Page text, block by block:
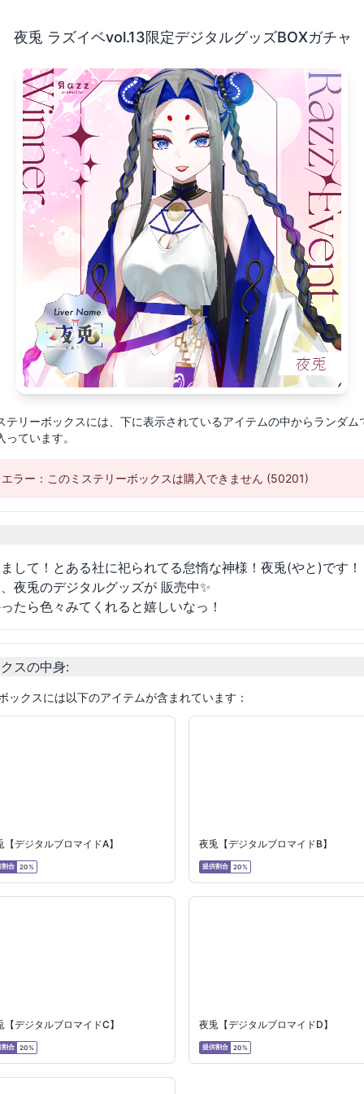
夜兎 ラズイベvol.13限定デジタルグッズBOXガチャ
テリーボックスには、下に表示されているアイテムの中からランダム
っています。
エラー：このミステリーボックスは購入できません (50201)
して！とある社に祀られてる怠惰な神様！夜兎(やと)です！
夜兎のデジタルグッズが 販売中✨
たら色々みてくれると嬉しいなっ！
スの中身:
ックスには以下のアイテムが含まれています：
【デジタルブロマイドA】
割合 20%
夜兎【デジタルブロマイドB】
提供割合 20%
【デジタルブロマイドC】
割合 20%
夜兎【デジタルブロマイドD】
提供割合 20%